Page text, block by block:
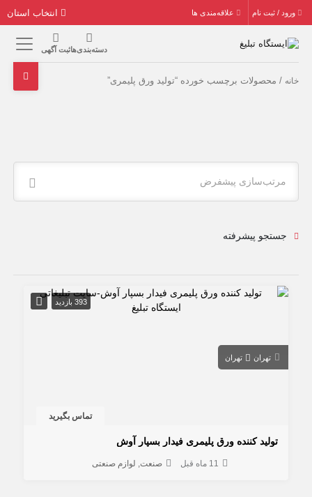
ورود / ثبت نام علاقه‌مندی ها
دسته‌بندی‌هاثبت آگهی
خانه / محصولات برچسب خورده “تولید ورق پلیمری”
مرتب‌سازی پیشفرض
جستجو پیشرفته
393 بازدید
تهران تهران
تماس بگیرید
تولید کننده ورق پلیمری فیدار بسپار آوش
11 ماه قبل صنعت لوازم صنعتی